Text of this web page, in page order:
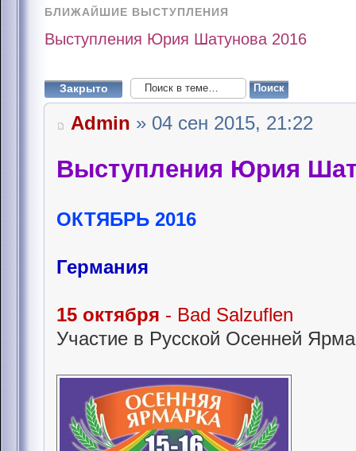
БЛИЖАЙШИЕ ВЫСТУПЛЕНИЯ
Выступления Юрия Шатунова 2016
Закрыто
Admin » 04 сен 2015, 21:22
Выступления Юрия
ОКТЯБРЬ 2016
Германия
15 октября - Bad Salzuflen
Участие в Русской Осенней